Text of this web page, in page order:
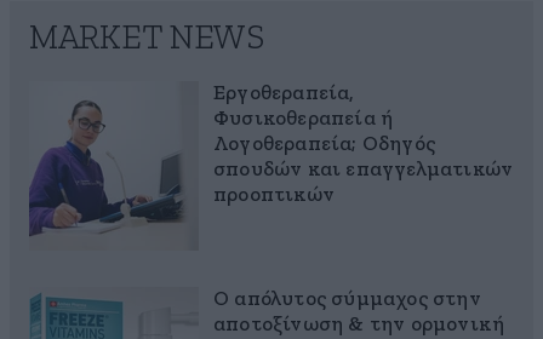
MARKET NEWS
Εργοθεραπεία,
Φυσικοθεραπεία ή
Λογοθεραπεία; Οδηγός
σπουδών και επαγγελματικών
προοπτικών
Ο απόλυτος σύμμαχος στην
αποτοξίνωση & την ορμονική